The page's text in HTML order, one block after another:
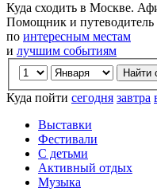
Куда сходить в Москве.
Помощник и путеводитель
по интересным местам
и лучшим событиям
Куда пойти сегодня завтра
Выставки
Фестивали
С детьми
Активный отдых
Музыка